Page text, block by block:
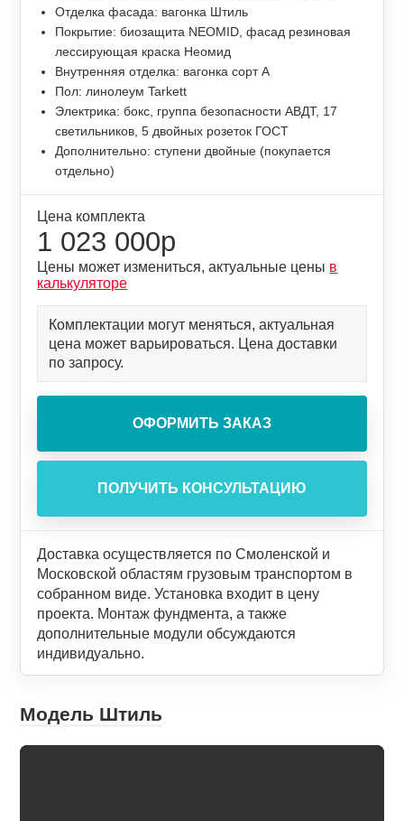
Отделка фасада: вагонка Штиль
Покрытие: биозащита NEOMID, фасад резиновая
лессирующая краска Неомид
Внутренняя отделка: вагонка сорт А
Пол: линолеум Tarkett
Электрика: бокс, группа безопасности АВДТ, 17
светильников, 5 двойных розеток ГОСТ
Дополнительно: ступени двойные (покупается
отдельно)
Цена комплекта
1 023 000р
Цены может измениться, актуальные цены в
калькуляторе
Комплектации могут меняться, актуальная
цена может варьироваться. Цена доставки
по запросу.
Доставка осуществляется по Смоленской и
Московской областям грузовым транспортом в
собранном виде. Установка входит в цену
проекта. Монтаж фундмента, а также
дополнительные модули обсуждаются
индивидуально.
Модель Штиль